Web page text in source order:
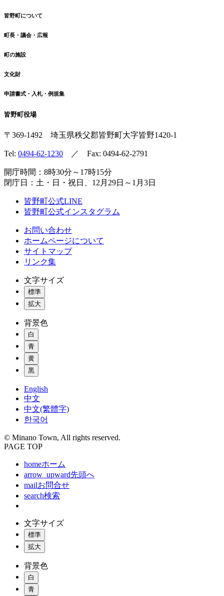
皆野町について
町長・議会・広報
町の施設
文化財
申請書式・入札・例規集
皆野町役場
〒369-1492 埼玉県秩父郡皆野町大字皆野1420-1
Tel: 0494-62-1230 ／ Fax: 0494-62-2791
開庁時間：8時30分～17時15分
閉庁日：土・日・祝日、12月29日～1月3日
皆野町公式LINE
皆野町公式インスタグラム
お問い合わせ
ホームページについて
サイトマップ
リンク集
文字サイズ
標準
拡大
背景色
白
青
黄
黒
English
中文
中文(繁體字)
한국어
© Minano Town, All rights reserved.
PAGE TOP
homeホーム
arrow_upward先頭へ
mailお問合せ
search検索
文字サイズ
標準
拡大
背景色
白
青